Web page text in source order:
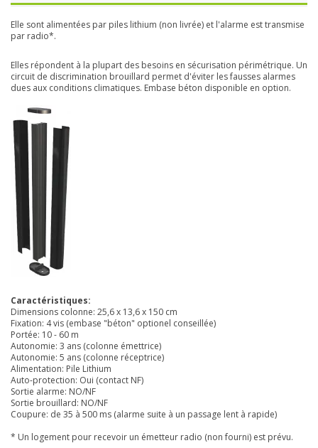
Elle sont alimentées par piles lithium (non livrée) et l'alarme est transmise
par radio*.
Elles répondent à la plupart des besoins en sécurisation périmétrique. Un
circuit de discrimination brouillard permet d'éviter les fausses alarmes
dues aux conditions climatiques. Embase béton disponible en option.
Caractéristiques:
Dimensions colonne: 25,6 x 13,6 x 150 cm
Fixation: 4 vis (embase "béton" optionel conseillée)
Portée: 10 - 60 m
Autonomie: 3 ans (colonne émettrice)
Autonomie: 5 ans (colonne réceptrice)
Alimentation: Pile Lithium
Auto-protection: Oui (contact NF)
Sortie alarme: NO/NF
Sortie brouillard: NO/NF
Coupure: de 35 à 500 ms (alarme suite à un passage lent à rapide)
* Un logement pour recevoir un émetteur radio (non fourni) est prévu.